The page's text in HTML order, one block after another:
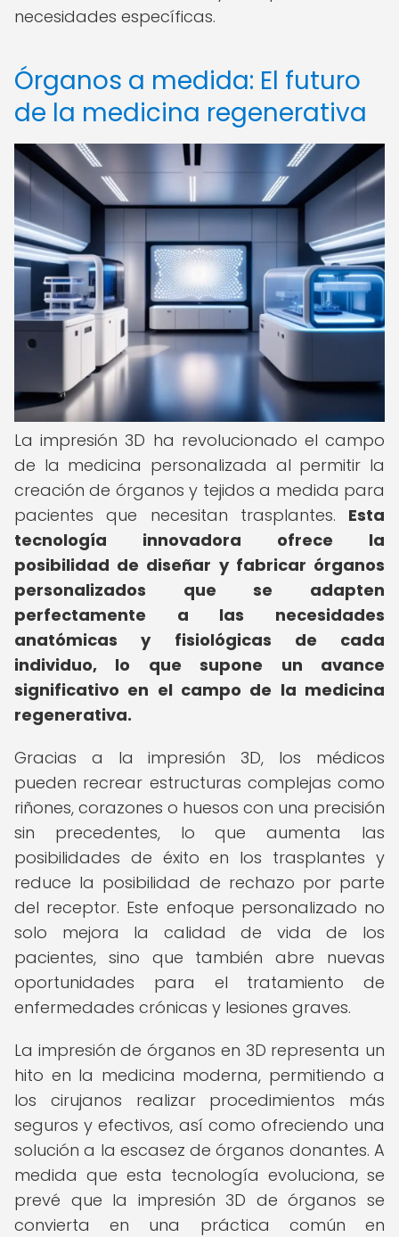
necesidades específicas.
Órganos a medida: El futuro
de la medicina regenerativa
La impresión 3D ha revolucionado el campo
de la medicina personalizada al permitir la
creación de órganos y tejidos a medida para
pacientes que necesitan trasplantes. Esta
tecnología innovadora ofrece la
posibilidad de diseñar y fabricar órganos
personalizados que se adapten
perfectamente a las necesidades
anatómicas y fisiológicas de cada
individuo, lo que supone un avance
significativo en el campo de la medicina
regenerativa.
Gracias a la impresión 3D, los médicos
pueden recrear estructuras complejas como
riñones, corazones o huesos con una precisión
sin precedentes, lo que aumenta las
posibilidades de éxito en los trasplantes y
reduce la posibilidad de rechazo por parte
del receptor. Este enfoque personalizado no
solo mejora la calidad de vida de los
pacientes, sino que también abre nuevas
oportunidades para el tratamiento de
enfermedades crónicas y lesiones graves.
La impresión de órganos en 3D representa un
hito en la medicina moderna, permitiendo a
los cirujanos realizar procedimientos más
seguros y efectivos, así como ofreciendo una
solución a la escasez de órganos donantes. A
medida que esta tecnología evoluciona, se
prevé que la impresión 3D de órganos se
convierta en una práctica común en